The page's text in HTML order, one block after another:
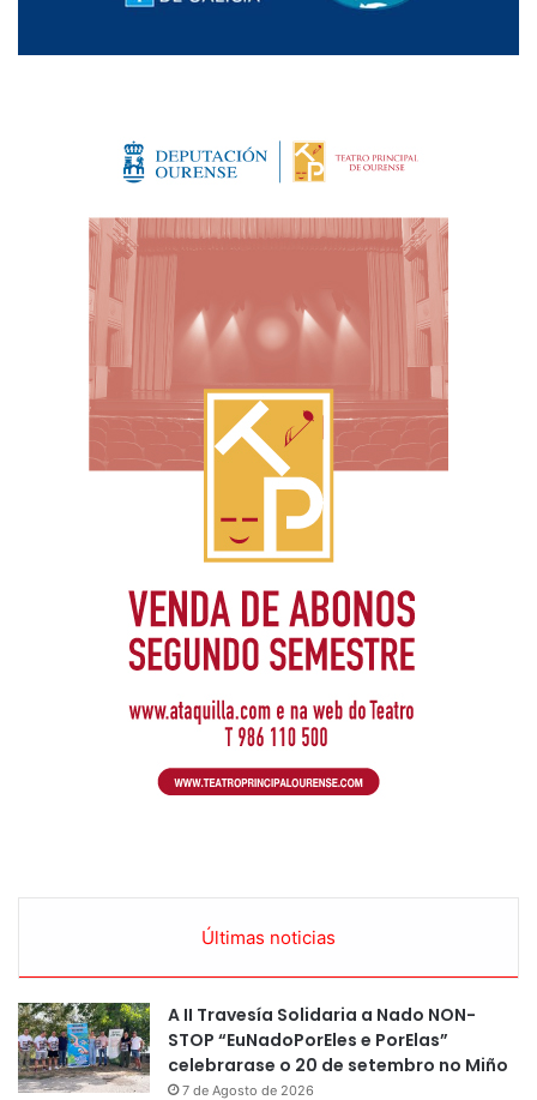
Últimas noticias
A II Travesía Solidaria a Nado NON-
STOP “EuNadoPorEles e PorElas”
celebrarase o 20 de setembro no Miño
7 de Agosto de 2026